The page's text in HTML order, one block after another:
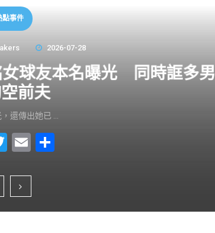
點事件
2026-07-28
球友本名曝光 同時誆多男
前夫
還傳出她已 …
T
tt
er
E